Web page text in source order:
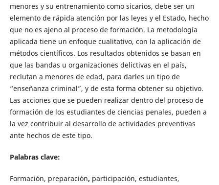
menores y su entrenamiento como sicarios, debe ser un
elemento de rápida atención por las leyes y el Estado, hecho
que no es ajeno al proceso de formación. La metodología
aplicada tiene un enfoque cualitativo, con la aplicación de
métodos científicos. Los resultados obtenidos se basan en
que las bandas u organizaciones delictivas en el país,
reclutan a menores de edad, para darles un tipo de
“enseñanza criminal”, y de esta forma obtener su objetivo.
Las acciones que se pueden realizar dentro del proceso de
formación de los estudiantes de ciencias penales, pueden a
la vez contribuir al desarrollo de actividades preventivas
ante hechos de este tipo.
Palabras clave:
Formación, preparación, participación, estudiantes,